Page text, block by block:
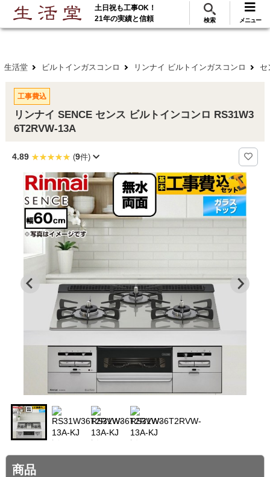
ご利用 288万･工事実績117万件! 無料見積
土日祝も工事OK！
21年の実績と信頼
検索 メニュー
生活堂 ビルトインガスコンロ リンナイ ビルトインガスコンロ セ
工事費込
リンナイ SENCE センス ビルトインコンロ RS31W3
6T2RVW-13A
4.89 (9件)
商品